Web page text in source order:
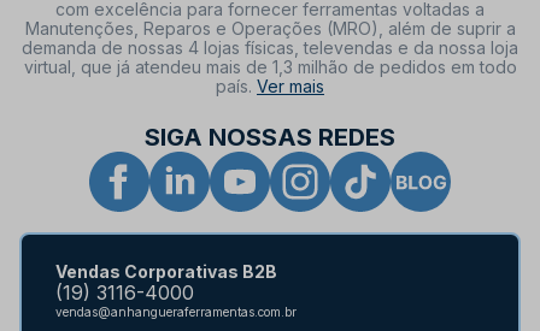
com excelência para fornecer ferramentas voltadas a
Manutenções, Reparos e Operações (MRO), além de suprir a
demanda de nossas 4 lojas físicas, televendas e da nossa loja
virtual, que já atendeu mais de 1,3 milhão de pedidos em todo
país. Ver mais
SIGA NOSSAS REDES
Vendas Corporativas B2B
(19) 3116-4000
vendas@anhangueraferramentas.com.br